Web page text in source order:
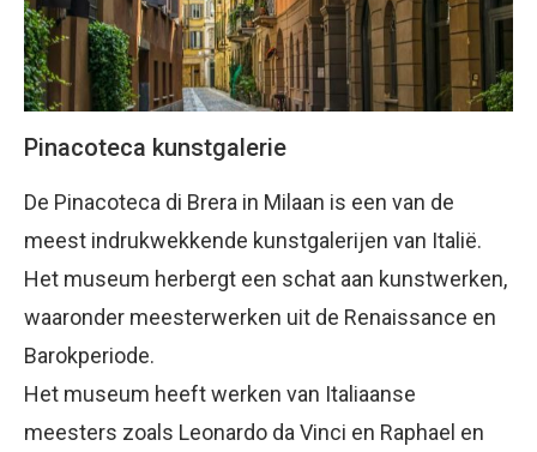
Pinacoteca kunstgalerie
De Pinacoteca di Brera in Milaan is een van de
meest indrukwekkende kunstgalerijen van Italië.
Het museum herbergt een schat aan kunstwerken,
waaronder meesterwerken uit de Renaissance en
Barokperiode.
Het museum heeft werken van Italiaanse
meesters zoals Leonardo da Vinci en Raphael en